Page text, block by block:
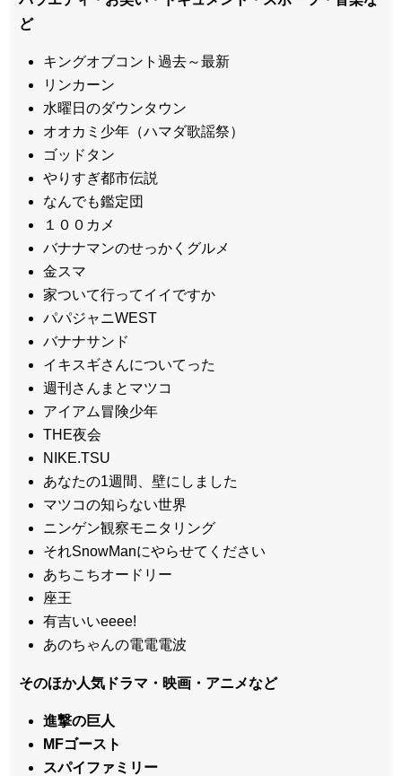
ど
キングオブコント過去～最新
リンカーン
水曜日のダウンタウン
オオカミ少年（ハマダ歌謡祭）
ゴッドタン
やりすぎ都市伝説
なんでも鑑定団
１００カメ
バナナマンのせっかくグルメ
金スマ
家ついて行ってイイですか
パパジャニWEST
バナナサンド
イキスギさんについてった
週刊さんまとマツコ
アイアム冒険少年
THE夜会
NIKE.TSU
あなたの1週間、壁にしました
マツコの知らない世界
ニンゲン観察モニタリング
それSnowManにやらせてください
あちこちオードリー
座王
有吉いいeeee!
あのちゃんの電電電波
そのほか人気ドラマ・映画・アニメなど
進撃の巨人
MFゴースト
スパイファミリー